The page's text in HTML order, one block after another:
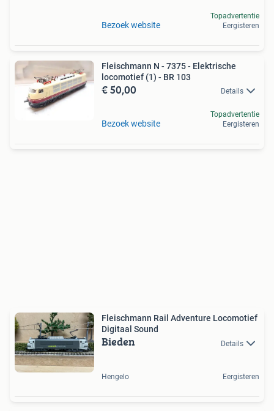
Bezoek website
Topadvertentie
Eergisteren
Fleischmann N - 7375 - Elektrische
locomotief (1) - BR 103
€ 50,00 Details
Bezoek website
Topadvertentie
Eergisteren
Fleischmann Rail Adventure Locomotief
Digitaal Sound
Bieden Details
Hengelo Eergisteren